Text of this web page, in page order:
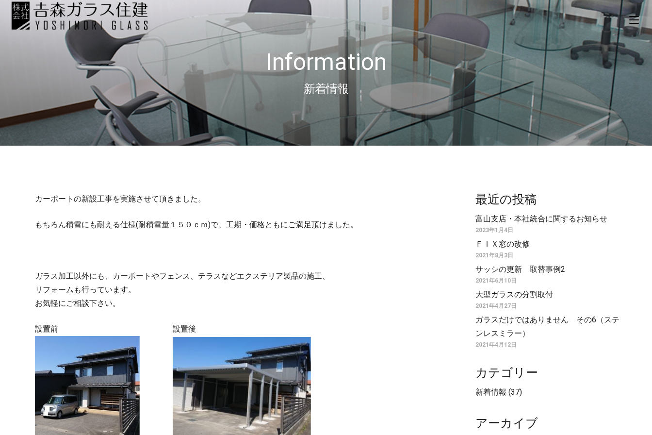
Information
新着情報
カーポートの新設工事を実施させて頂きました。
もちろん積雪にも耐える仕様(耐積雪量１５０ｃｍ)で、工期・価格ともにご満足頂けました。
ガラス加工以外にも、カーポートやフェンス、テラスなどエクステリア製品の施工、
リフォームも行っています。
お気軽にご相談下さい。
設置前 設置後
最近の投稿
富山支店・本社統合に関するお知らせ
2023年1月4日
ＦＩＸ窓の改修
2021年8月3日
サッシの更新 取替事例2
2021年6月10日
大型ガラスの分割取付
2021年4月27日
ガラスだけではありません その6（ステ
ンレスミラー）
2021年4月12日
カテゴリー
新着情報 (37)
アーカイブ